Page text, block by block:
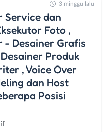
Service dan
Foto ,
- Desainer Grafis
Produk
, Voice Over
dan Host
Posisi
3 minggu lalu